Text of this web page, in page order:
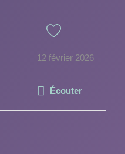
12 février 2026
Écouter